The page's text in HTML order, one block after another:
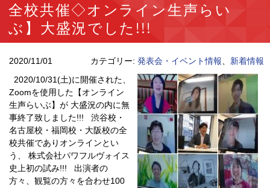
全校共催◇オンライン生声らい
ぶ】大盛況でした!!!
2020/11/01 カテゴリー: 発表会・イベント情報
新着情報
2020/10/31(土)に開催された、
Zoomを使用した【オンライン
生声らいぶ】が 大盛況の内に無
事終了致しました!!! 渋谷校・
名古屋校・福岡校・大阪校の全
校共催でありオンラインとい
う、 株式会社パワフルヴォイス
史上初の試み!!! 出演者の
方々、観覧の方々を合わせ100